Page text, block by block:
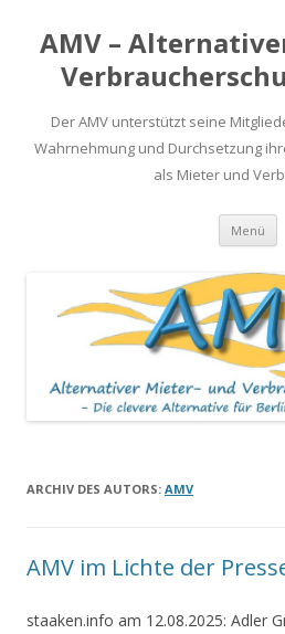
AMV –
Der AMV unterstützt seine
Wahrnehmung und Durchsetzung
als Mieter und
Menü
ARCHIV DES AUTORS: AMV
AMV im Lichte der
staaken.info am 12.08.2025: Adler